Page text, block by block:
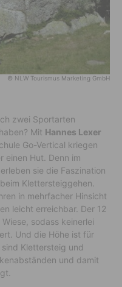
© NLW Tourismus Marketing GmbH
zwei Sportarten
Mit Hannes Lexer
Go-Vertical kriegen
einen Hut. Denn im
sie die Faszination
Klettersteiggehen.
in mehrfacher Hinsicht
leicht erreichbar. Der 12
sodass keinerlei
Und die Höhe ist für
sind Klettersteig und
und damit